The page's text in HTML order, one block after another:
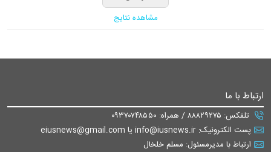
مشاهده نتایج
ارتباط با ما
تلفکس: ۸۸۸۲۹۲۷۵ / همراه: ۰۹۳۷۰۷۴۸۵۵۰
پست الکترونیک: info@iusnews.ir یا eiusnews@gmail.com
ارتباط با مدیرمسئول: مسلم خلخال